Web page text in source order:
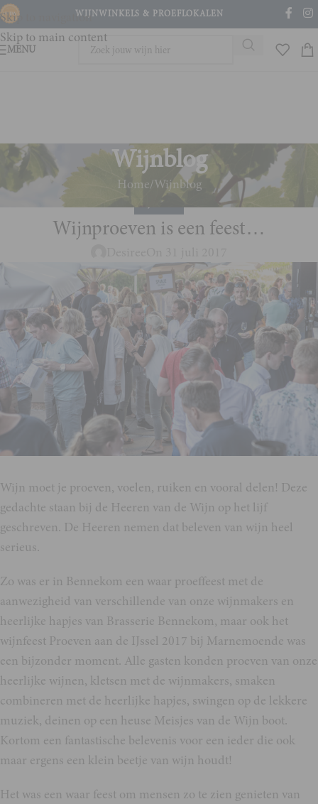
Skip to navigation
Skip to main content
WIJNWINKELS & PROEFLOKALEN
MENU
Wijnblog
Home Wijnblog
WIJNBLOG
Wijnproeven is een feest…
Wijn moet je proeven, voelen, ruiken en vooral delen! Deze
gedachte staan bij de Heeren van de Wijn op het lijf
geschreven. De Heeren nemen dat beleven van wijn heel
serieus.
Zo was er in Bennekom een waar proeffeest met de
aanwezigheid van verschillende van onze wijnmakers en
heerlijke hapjes van Brasserie Bennekom, maar ook het
wijnfeest Proeven aan de IJssel 2017 bij Marnemoende was
een bijzonder moment. Alle gasten konden proeven van onze
heerlijke wijnen, kletsen met de wijnmakers, smaken
combineren met de heerlijke hapjes, swingen op de lekkere
muziek, deinen op een heuse Meisjes van de Wijn boot.
Kortom een fantastische belevenis voor een ieder die ook
maar ergens een klein beetje van wijn houdt!
Het was een waar feest om mensen zo te zien genieten van